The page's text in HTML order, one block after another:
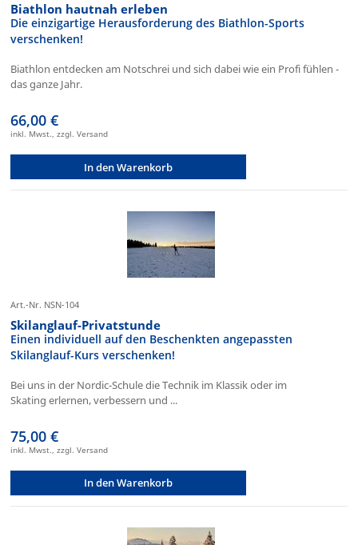
Biathlon hautnah erleben
Die einzigartige Herausforderung des Biathlon-Sports
verschenken!
Biathlon entdecken am Notschrei und sich dabei wie ein Profi fühlen -
das ganze Jahr.
66,00 €
inkl. Mwst., zzgl. Versand
In den Warenkorb
Art.-Nr. NSN-104
Skilanglauf-Privatstunde
Einen individuell auf den Beschenkten angepassten
Skilanglauf-Kurs verschenken!
Bei uns in der Nordic-Schule die Technik im Klassik oder im
Skating erlernen, verbessern und ...
75,00 €
inkl. Mwst., zzgl. Versand
In den Warenkorb